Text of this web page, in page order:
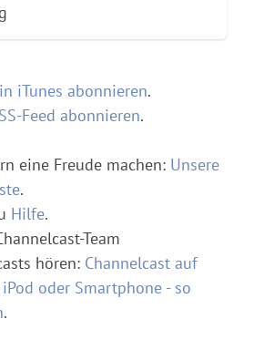
in iTunes abonnieren.
Feed abonnieren.
eine Freude machen: Unsere
.
Hilfe.
Team
hören: Channelcast auf
oder Smartphone - so
.